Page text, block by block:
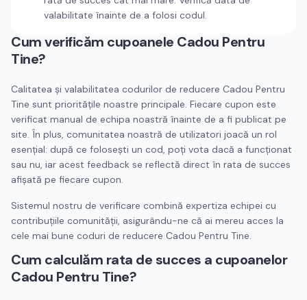
valabilitate înainte de a folosi codul.
Cum verificăm cupoanele Cadou Pentru
Tine?
Calitatea și valabilitatea codurilor de reducere Cadou Pentru
Tine sunt prioritățile noastre principale. Fiecare cupon este
verificat manual de echipa noastră înainte de a fi publicat pe
site. În plus, comunitatea noastră de utilizatori joacă un rol
esențial: după ce folosești un cod, poți vota dacă a funcționat
sau nu, iar acest feedback se reflectă direct în rata de succes
afișată pe fiecare cupon.
Sistemul nostru de verificare combină expertiza echipei cu
contribuțiile comunității, asigurându-ne că ai mereu acces la
cele mai bune coduri de reducere Cadou Pentru Tine.
Cum calculăm rata de succes a cupoanelor
Cadou Pentru Tine?